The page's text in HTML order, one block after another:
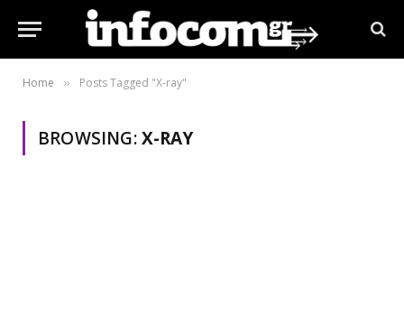
Home » Posts Tagged "X-ray"
BROWSING:X-RAY